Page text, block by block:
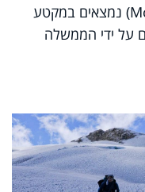
הסלעים הכדוריים (באנגלית: Moeraki) נמצאים במקטע
על ידי הממשלה